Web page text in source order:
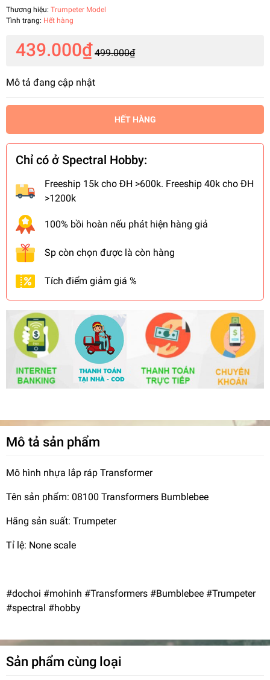
Thương hiệu: Trumpeter Model
Tình trạng: Hết hàng
439.000₫ 499.000₫
Mô tả đang cập nhật
HẾT HÀNG
Chỉ có ở Spectral Hobby:
Freeship 15k cho ĐH >600k. Freeship 40k cho ĐH
>1200k
100% bồi hoàn nếu phát hiện hàng giả
Sp còn chọn được là còn hàng
Tích điểm giảm giá %
Mô tả sản phẩm
Mô hình nhựa lắp ráp Transformer
Tên sản phẩm: 08100 Transformers Bumblebee
Hãng sản suất: Trumpeter
Tỉ lệ: None scale
#dochoi #mohinh #Transformers #Bumblebee #Trumpeter
#spectral #hobby
Sản phẩm cùng loại